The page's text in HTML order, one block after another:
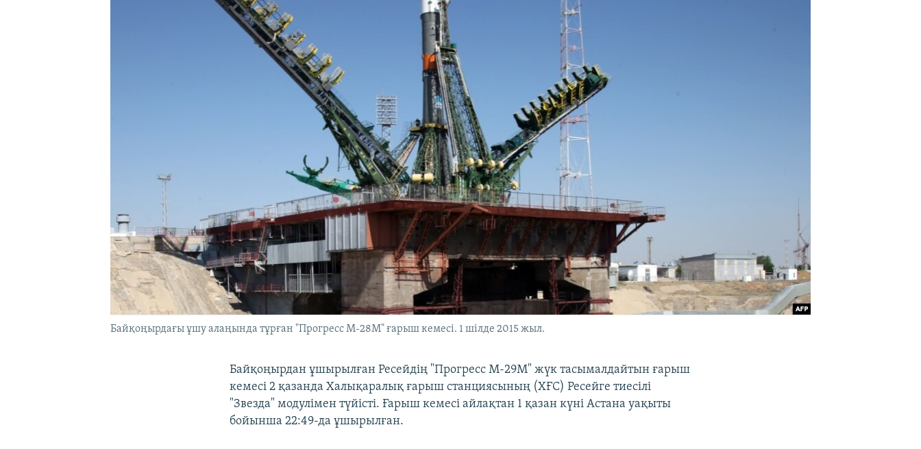
Байқоңырдағы ұшу алаңында тұрған "Прогресс М-28М" ғарыш кемесі. 1 шілде 2015 жыл.
Байқоңырдан ұшырылған Ресейдің "Прогресс М-29М" жүк тасымалдайтын ғарыш
кемесі 2 қазанда Халықаралық ғарыш станциясының (ХҒС) Ресейге тиесілі
"Звезда" модулімен түйісті. Ғарыш кемесі айлақтан 1 қазан күні Астана уақыты
бойынша 22:49-да ұшырылған.